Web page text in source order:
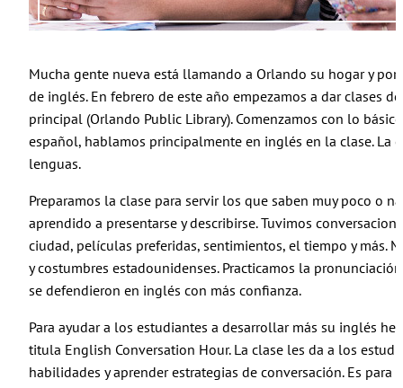
Mucha gente nueva está llamando a Orlando su hogar y
de inglés. En febrero de este año empezamos a dar clases
principal (Orlando Public Library). Comenzamos con lo
español, hablamos principalmente en inglés en la clase. La
lenguas.
Preparamos la clase para servir los que saben muy poco o
aprendido a presentarse y describirse. Tuvimos
ciudad, películas preferidas, sentimientos, el tiempo y más.
y costumbres estadounidenses. Practicamos la
se defendieron en inglés con más confianza.
Para ayudar a los estudiantes a desarrollar más su inglés
titula English Conversation Hour. La clase les da a los
habilidades y aprender estrategias de conversación. Es para